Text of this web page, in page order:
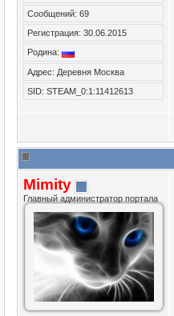
Сообщений: 69
Регистрация: 30.06.2015
Родина:
Адрес: Деревня Москва
SID: STEAM_0:1:11412613
Mimity
Главный администратор портала